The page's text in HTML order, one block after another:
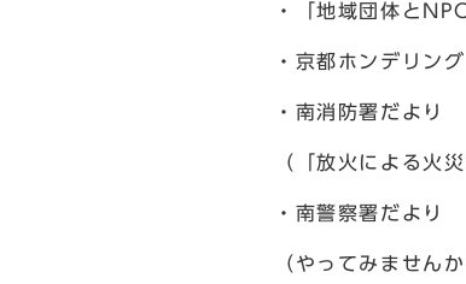
・「地域団体と
・京都ホンデリン
・南消防署だより
（「放火による火
・南警察署だより
（やってみません